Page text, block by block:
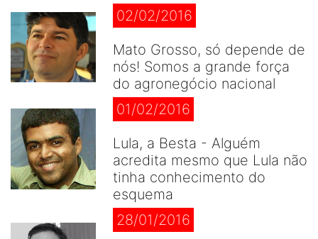
02/02/2016
Mato Grosso, só depende de
nós! Somos a grande força
do agronegócio nacional
01/02/2016
Lula, a Besta - Alguém
acredita mesmo que Lula não
tinha conhecimento do
esquema
28/01/2016